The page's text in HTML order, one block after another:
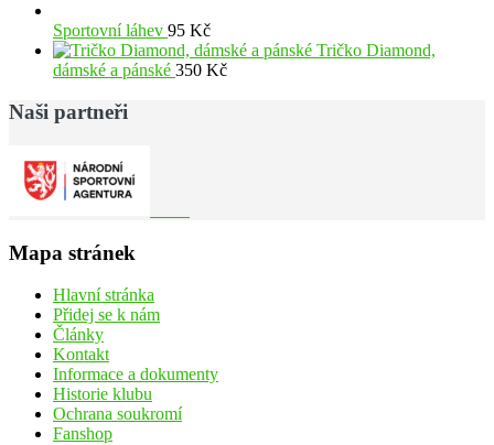
Sportovní láhev 95 Kč
Tričko Diamond,
dámské a pánské 350 Kč
Naši partneři
Mapa stránek
Hlavní stránka
Přidej se k nám
Články
Kontakt
Informace a dokumenty
Historie klubu
Ochrana soukromí
Fanshop